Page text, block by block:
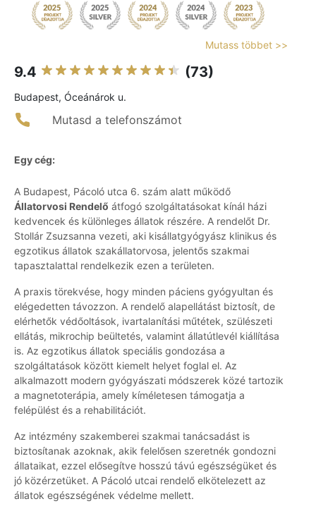
Mutass többet >>
9.4 (73)
Budapest, Óceánárok u.
Mutasd a telefonszámot
Egy cég:
A Budapest, Pácoló utca 6. szám alatt működő
Állatorvosi Rendelő átfogó szolgáltatásokat kínál házi
kedvencek és különleges állatok részére. A rendelőt Dr.
Stollár Zsuzsanna vezeti, aki kisállatgyógyász klinikus és
egzotikus állatok szakállatorvosa, jelentős szakmai
tapasztalattal rendelkezik ezen a területen.
A praxis törekvése, hogy minden páciens gyógyultan és
elégedetten távozzon. A rendelő alapellátást biztosít, de
elérhetők védőoltások, ivartalanítási műtétek, szülészeti
ellátás, mikrochip beültetés, valamint állatútlevél kiállítása
is. Az egzotikus állatok speciális gondozása a
szolgáltatások között kiemelt helyet foglal el. Az
alkalmazott modern gyógyászati módszerek közé tartozik
a magnetoterápia, amely kíméletesen támogatja a
felépülést és a rehabilitációt.
Az intézmény szakemberei szakmai tanácsadást is
biztosítanak azoknak, akik felelősen szeretnék gondozni
állataikat, ezzel elősegítve hosszú távú egészségüket és
jó közérzetüket. A Pácoló utcai rendelő elkötelezett az
állatok egészségének védelme mellett.